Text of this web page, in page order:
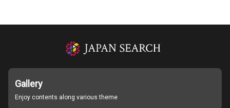
Gallery
Enjoy contents along various theme